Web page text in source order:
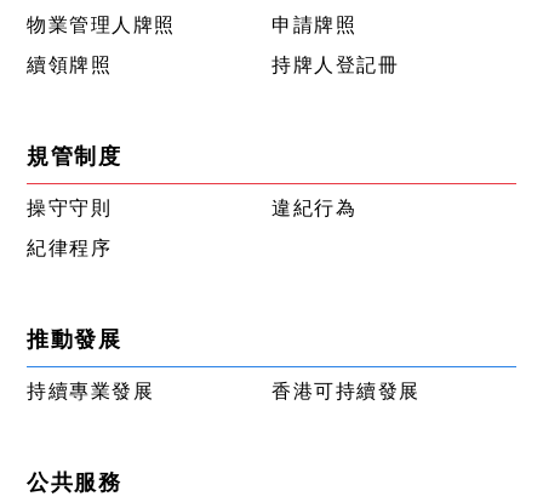
物業管理人牌照
申請牌照
續領牌照
持牌人登記冊
規管制度
操守守則
違紀行為
紀律程序
推動發展
持續專業發展 香港可持續發展
公共服務